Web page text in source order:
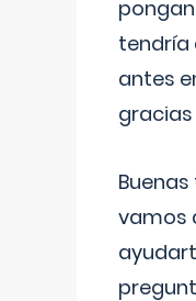
tendría
antes
gracias
vamos